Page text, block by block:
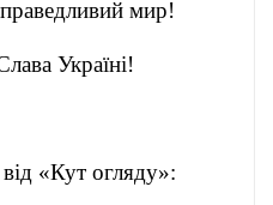
мир!
Україні!
від «Кут огляду»: